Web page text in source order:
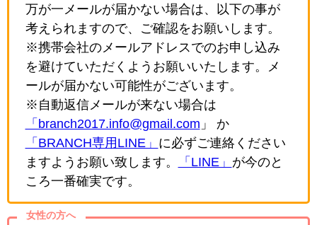
万が一メールが届かない場合は、以下の事が
考えられますので、ご確認をお願いします。
※携帯会社のメールアドレスでのお申し込み
を避けていただくようお願いいたします。メ
ールが届かない可能性がございます。
※自動返信メールが来ない場合は
「branch2017.info@gmail.com 」 か
「BRANCH専用LINE」 に必ずご連絡ください
ますようお願い致します。
「LINE」 が今のと
ころ一番確実です。
女性の方へ